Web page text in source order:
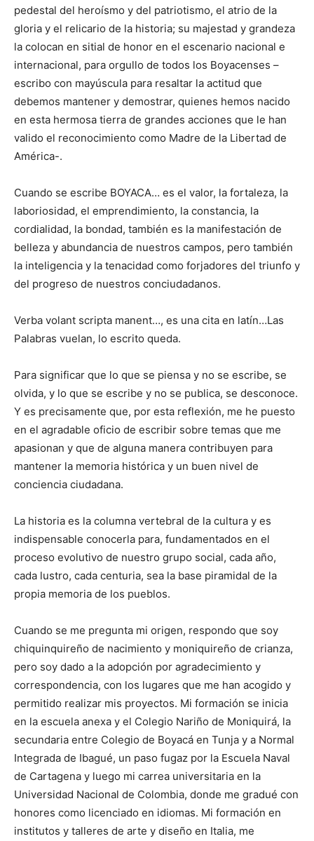
pedestal del heroísmo y del patriotismo, el atrio de la
gloria y el relicario de la historia; su majestad y grandeza
la colocan en sitial de honor en el escenario nacional e
internacional, para orgullo de todos los Boyacenses –
escribo con mayúscula para resaltar la actitud que
debemos mantener y demostrar, quienes hemos nacido
en esta hermosa tierra de grandes acciones que le han
valido el reconocimiento como Madre de la Libertad de
América-.
Cuando se escribe BOYACA… es el valor, la fortaleza, la
laboriosidad, el emprendimiento, la constancia, la
cordialidad, la bondad, también es la manifestación de
belleza y abundancia de nuestros campos, pero también
la inteligencia y la tenacidad como forjadores del triunfo y
del progreso de nuestros conciudadanos.
Verba volant scripta manent…, es una cita en latín…Las
Palabras vuelan, lo escrito queda.
Para significar que lo que se piensa y no se escribe, se
olvida, y lo que se escribe y no se publica, se desconoce.
Y es precisamente que, por esta reflexión, me he puesto
en el agradable oficio de escribir sobre temas que me
apasionan y que de alguna manera contribuyen para
mantener la memoria histórica y un buen nivel de
conciencia ciudadana.
La historia es la columna vertebral de la cultura y es
indispensable conocerla para, fundamentados en el
proceso evolutivo de nuestro grupo social, cada año,
cada lustro, cada centuria, sea la base piramidal de la
propia memoria de los pueblos.
Cuando se me pregunta mi origen, respondo que soy
chiquinquireño de nacimiento y moniquireño de crianza,
pero soy dado a la adopción por agradecimiento y
correspondencia, con los lugares que me han acogido y
permitido realizar mis proyectos. Mi formación se inicia
en la escuela anexa y el Colegio Nariño de Moniquirá, la
secundaria entre Colegio de Boyacá en Tunja y a Normal
Integrada de Ibagué, un paso fugaz por la Escuela Naval
de Cartagena y luego mi carrea universitaria en la
Universidad Nacional de Colombia, donde me gradué con
honores como licenciado en idiomas. Mi formación en
institutos y talleres de arte y diseño en Italia, me